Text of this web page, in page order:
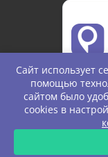
©
Сайт использует
помощью
сайтом было
cookies в